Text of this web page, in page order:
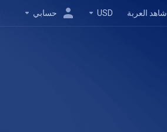
شاهد العربة USD حسابي